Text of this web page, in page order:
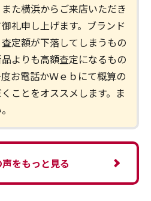
た横浜からご来店いただき
礼申し上げます。ブランド
定額が下落してしまうもの
よりも高額査定になるもの
お電話かＷｅｂにて概算の
ことをオススメします。ま
をもっと見る